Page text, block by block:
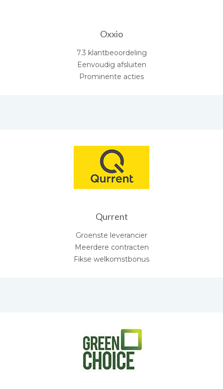
Oxxio
7.3 klantbeoordeling
Eenvoudig afsluiten
Prominente acties
Qurrent
Groenste leverancier
Meerdere contracten
Fikse welkomstbonus